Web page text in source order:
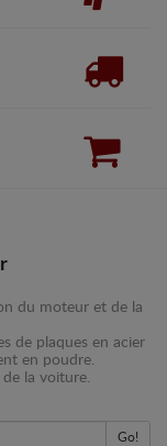
du moteur et de la
de plaques en acier
en poudre.
la voiture.
Go!